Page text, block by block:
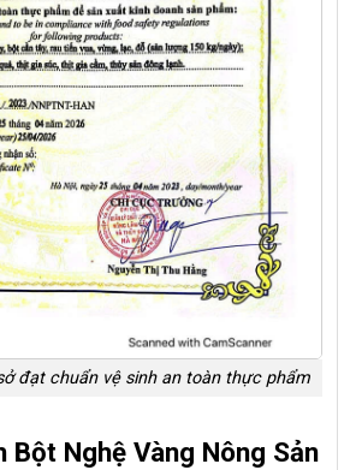
đạt chuẩn vệ sinh an toàn thực phẩm
Bột Nghệ Vàng Nông Sản